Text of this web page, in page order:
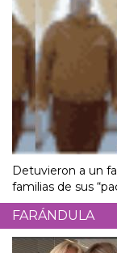
Detuvieron a un
familias de sus
FARÁNDULA